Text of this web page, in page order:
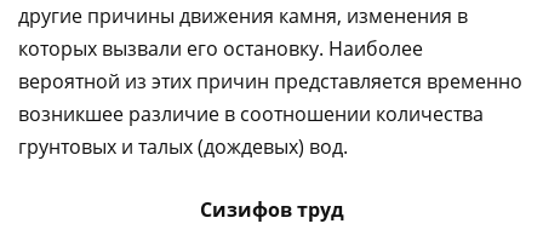
другие причины движения камня, изменения в
которых вызвали его остановку. Наиболее
вероятной из этих причин представляется временно
возникшее различие в соотношении количества
грунтовых и талых (дождевых) вод.
Сизифов труд